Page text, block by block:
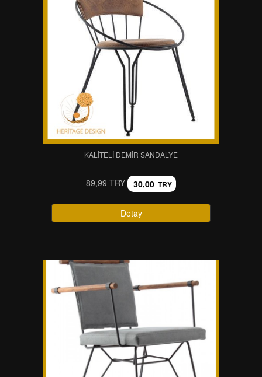
KALITELI DEMIR SANDALYE
89,99 TRY 30,00 TRY
Detay